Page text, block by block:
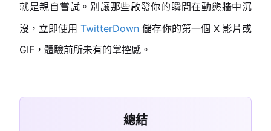
就是親自嘗試。別讓那些啟發你的瞬間在動態牆中沉
沒，立即使用TwitterDown 儲存你的第一個 X 影片或
GIF，體驗前所未有的掌控感。
總結